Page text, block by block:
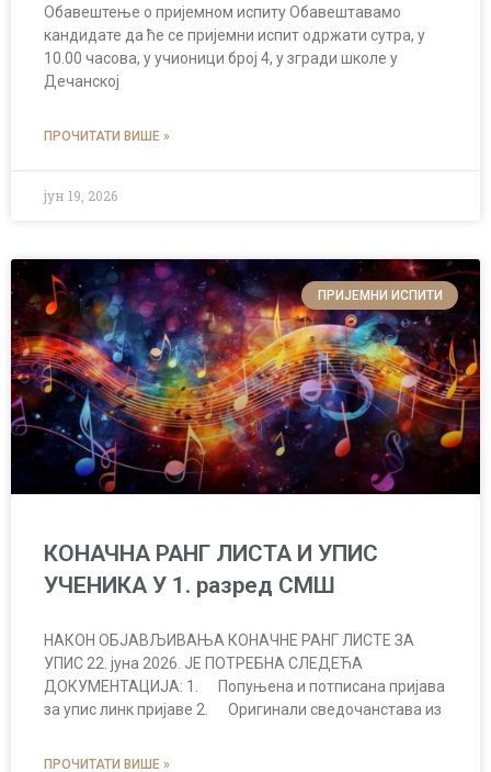
Обавештење о пријемном испиту Обавештавамо
кандидате да ће се пријемни испит одржати сутра, у
10.00 часова, у учионици број 4, у згради школе у
Дечанској
ПРОЧИТАТИ ВИШЕ »
јун 19, 2026
ПРИЈЕМНИ ИСПИТИ
КОНАЧНА РАНГ ЛИСТА И УПИС
УЧЕНИКА У 1. разред СМШ
НАКОН ОБЈАВЉИВАЊА КОНАЧНЕ РАНГ ЛИСТЕ ЗА
УПИС 22. јуна 2026. ЈЕ ПОТРЕБНА СЛЕДЕЋА
ДОКУМЕНТАЦИЈА: 1. Попуњена и потписана пријава
за упис линк пријаве 2. Оригинали сведочанстава из
ПРОЧИТАТИ ВИШЕ »